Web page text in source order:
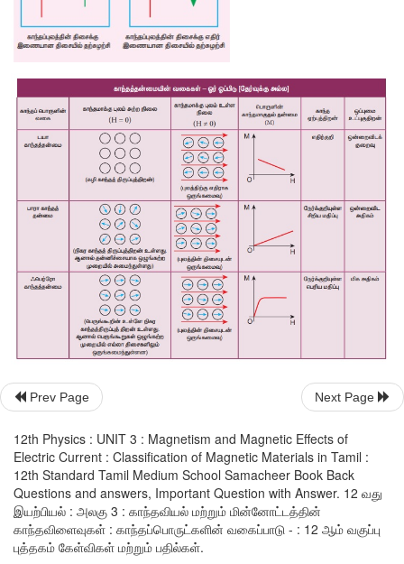
காந்தப்புல மாறுபாடுகள் ஒரு குறிப்பிட்ட பரப்பில்
படம் 2ல் காணலாம். உண்மையில், செங்கற்களினால்
தொல்லியல் அமைப்புகள் கீழடியில் உள்ளன என்ற உண்மை
ஃபெர்ரோ காந்தப் பொருட்களின் பண்புகள் :
i) இவற்றின் காந்த ஏற்புத்திறன் நேர்க்குறி மற்றும்அதிக
ii) ஒப்புமை உட்புகுதிறன் அதிகம்.
iii) புறகாந்தப்புலத்தில் ஃபெர்ரோ காந்தப்
கோடுகள் ஃபெர்ரோ காந்தப்பொருளின் உள்ளேவலிமையாக
iv) காந்த ஏற்புத்திறன் வெப்பநிலைக்குஎதிர்த்தகவாகும்.
கியூரி வெயிஸ் (Curie-Weiss) விதி
வெப்பநிலை உயரும்போது, அணு இருமுனைகளின்
காந்தப்பொருள் பாரா காந்தப்பொருளாக மாறும். இந்த
வெப்பநிலை (T
) எனப்படும். கியூரி வெப்பநிலையை விட அதிக
உள்ள பொருளின் காந்த ஏற்புத்திறன் பின்வருமாறு
இச்சமன்பாடு கியூரி வெயிஸ் விதி என்று அழைக்கப்படுகிறது.
Prev Page Next Page
12th Physics : UNIT 3 : Magnetism and Magnetic Effects of
Electric Current : Classification of Magnetic Materials in Tamil :
12th Standard Tamil Medium School Samacheer Book Back
Questions and answers, Important Question with Answer. 12 வது
இயற்பியல் : அலகு 3 : காந்தவியல் மற்றும் மின்னோட்டத்தின்
காந்தவிளைவுகள் : காந்தப்பொருட்களின் வகைப்பாடு - : 12 ஆம் வகுப்பு
புத்தகம் கேள்விகள் மற்றும் பதில்கள்.